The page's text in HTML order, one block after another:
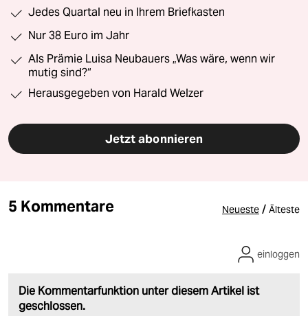
Jedes Quartal neu in Ihrem Briefkasten
Nur 38 Euro im Jahr
Als Prämie Luisa Neubauers „Was wäre, wenn wir
mutig sind?“
Herausgegeben von Harald Welzer
Jetzt abonnieren
5 Kommentare Neueste / Älteste
Die Kommentarfunktion unter diesem Artikel ist
geschlossen.
einloggen